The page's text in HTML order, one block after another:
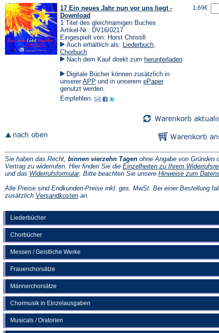
Liederbücher
Chorbücher
Messen / Geistliche Werke
Frauenchorsätze
Männerchorsätze
Chormusik in Einzelausgaben
Musicals / Oratorien
17 Ein neues Jahr nun vor uns liegt -
Download
1 Titel des gleichnamigen Buches
Artikel-Nr.: DV16/0217
Eingespielt von: Horst Christill
Auch erhältlich als: Liederbuch,
Chorbuch
Nach dem Kauf direkt zum herunterladen
in
einem
neuen
Tab)
.
Digitale Bücher können zusätzlich in
unsererAPP (Öffnet
in
neuen
und in unserem ePaper(Öffnet
genutzt werden.
Empfehlen:
1,69€
Sie haben das Recht, binnen vierzehn Tagen ohne Angabe von Gründen
Vertrag zu widerrufen. Hier finden Sie die Einzelheiten zu Ihrem
und das Widerrufsformular(Öffnet
einem
neuen
. Bitte beachten Sie unsere Hinweise zum
Alle Preise sind Endkunden-Preise inkl. ges. MwSt. Bei einer Bestellung
zusätzlich Versandkosten(Öffnet
an.